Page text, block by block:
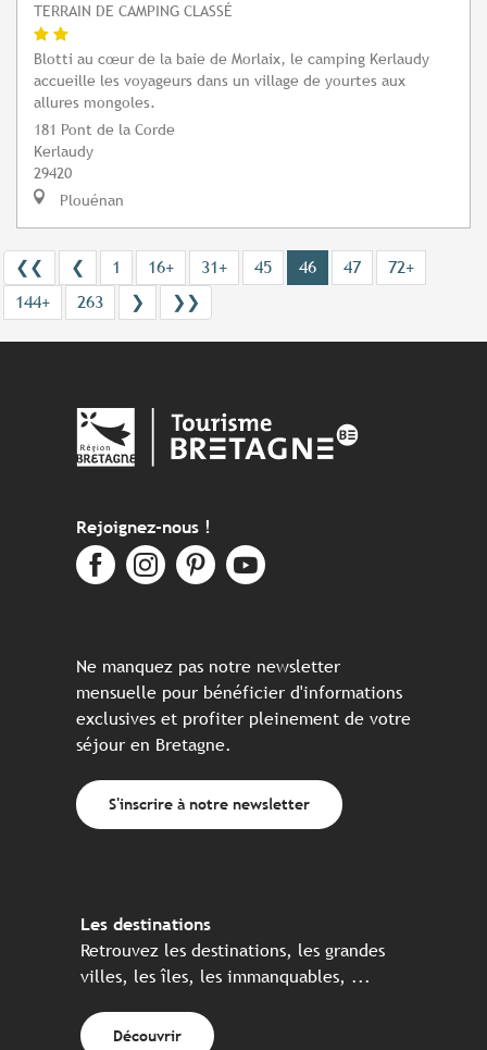
TERRAIN DE CAMPING CLASSÉ
Blotti au cœur de la baie de Morlaix, le camping Kerlaudy
accueille les voyageurs dans un village de yourtes aux
allures mongoles.
181 Pont de la Corde
Kerlaudy
29420
Plouénan
❮❮ ❮ 1 16+ 31+ 45 46 47
72+
144+
263 ❯ ❯❯
Rejoignez-nous !
Ne manquez pas notre newsletter
mensuelle pour bénéficier d'informations
exclusives et profiter pleinement de votre
séjour en Bretagne.
S'inscrire à notre newsletter
Les destinations
Retrouvez les destinations, les grandes
villes, les îles, les immanquables, ...
Découvrir